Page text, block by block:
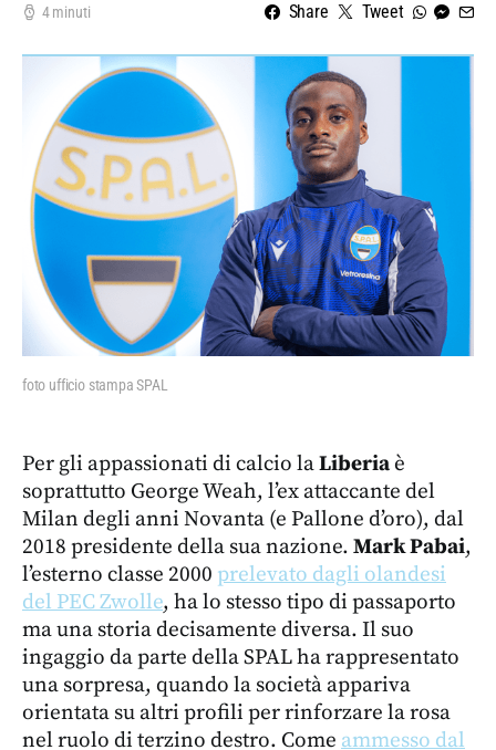
4 minuti Share Tweet
foto ufficio stampa SPAL
Per gli appassionati di calcio laLiberiaè
soprattutto George Weah, l’ex attaccante del
Milan degli anni Novanta (e Pallone d’oro), dal
2018 presidente della sua nazione. Mark Pabai,
l’esterno classe 2000 prelevato dagli olandesi
del PEC Zwolle, ha lo stesso tipo di passaporto
ma una storia decisamente diversa. Il suo
ingaggio da parte della SPAL ha rappresentato
una sorpresa, quando la società appariva
orientata su altri profili per rinforzare la rosa
nel ruolo di terzino destro. Come ammesso dal